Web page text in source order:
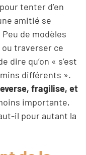
tenter d’en
amitié se
de modèles
traverser ce
dire qu’on « s’est
différents ».
fragilise, et
importante,
il pour autant la